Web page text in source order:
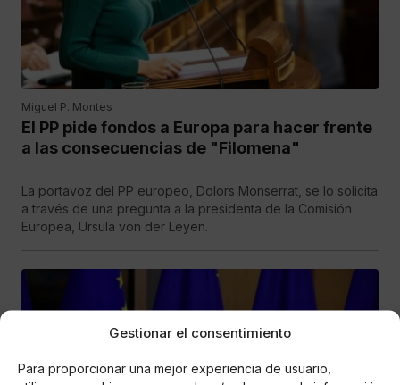
Gestionar el consentimiento
Para proporcionar una mejor experiencia de usuario,
Miguel P. Montes
El PP pide fondos a Europa para hacer frente
a las consecuencias de "Filomena"
La portavoz del PP europeo, Dolors Monserrat, se lo solicita
a través de una pregunta a la presidenta de la Comisión
Europea, Ursula von der Leyen.